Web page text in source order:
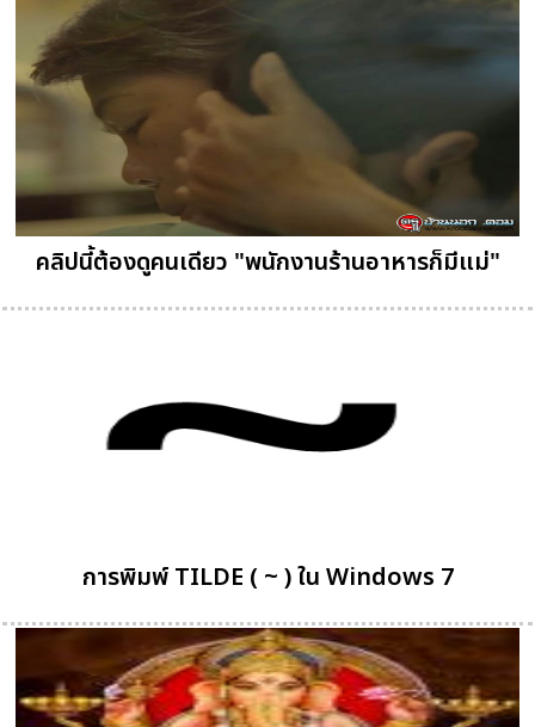
คลิปนี้ต้องดูคนเดียว "พนักงานร้านอาหารก็มีแม่"
การพิมพ์ TILDE ( ~ ) ใน Windows 7